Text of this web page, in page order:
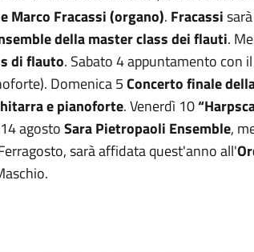
e Marco Fracassi (organo). Fracassi
della master class dei flauti.
di flauto. Sabato 4 appuntamento con il
Domenica 5Concerto finale
e pianoforte. Venerdì 10
agostoSara Pietropaoli Ensemble,
sarà affidata quest'anno all'